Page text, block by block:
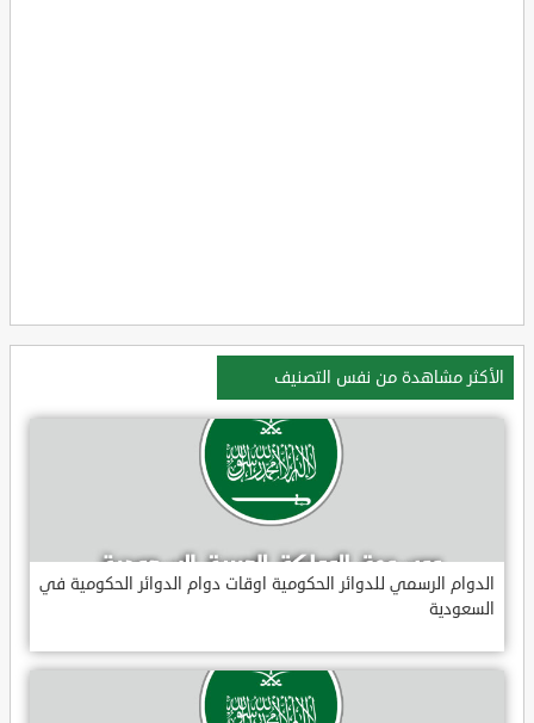
الأكثر مشاهدة من نفس التصنيف
الدوام الرسمي للدوائر الحكومية اوقات دوام الدوائر الحكومية في
السعودية